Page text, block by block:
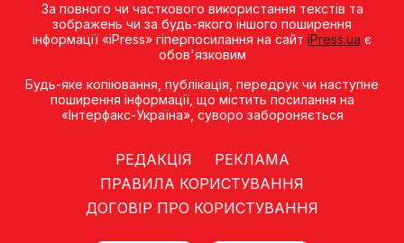
За повного чи часткового використання текстів та
зображень чи за будь-якого іншого поширення
інформації «iPress» гіперпосилання на сайт iPress.ua є
обов'язковим
Будь-яке копiювання, публiкацiя, передрук чи наступне
поширення iнформацiї, що мiстить посилання на
«Iнтерфакс-Україна», суворо забороняється
РЕДАКЦІЯ
РЕКЛАМА
ПРАВИЛА КОРИСТУВАННЯ
ДОГОВІР ПРО КОРИСТУВАННЯ